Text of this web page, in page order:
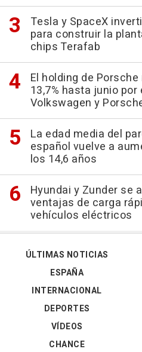
Tesla y SpaceX
para construir la
chips Terafab
El holding de
13,7% hasta junio
Volkswagen y
La edad media del
español vuelve a
los 14,6 años
Hyundai y Zunder se
ventajas de carga
vehículos eléctricos
ÚLTIMAS NOTICIAS
ESPAÑA
INTERNACIONAL
DEPORTES
VÍDEOS
CHANCE